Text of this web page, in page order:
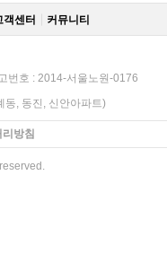
객센터 커뮤니티
번호 : 2014-서울노원-0176
, 동진, 신안아파트)
리방침